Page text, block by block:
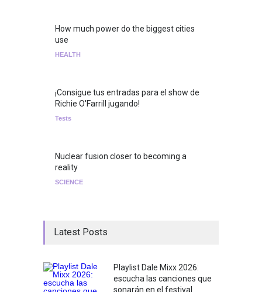
How much power do the biggest cities
use
HEALTH
¡Consigue tus entradas para el show de
Richie O'Farrill jugando!
Tests
Nuclear fusion closer to becoming a
reality
SCIENCE
Latest Posts
Playlist Dale Mixx 2026:
escucha las canciones que
sonarán en el festival